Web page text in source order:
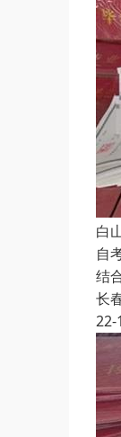
白
自
结
长
22-